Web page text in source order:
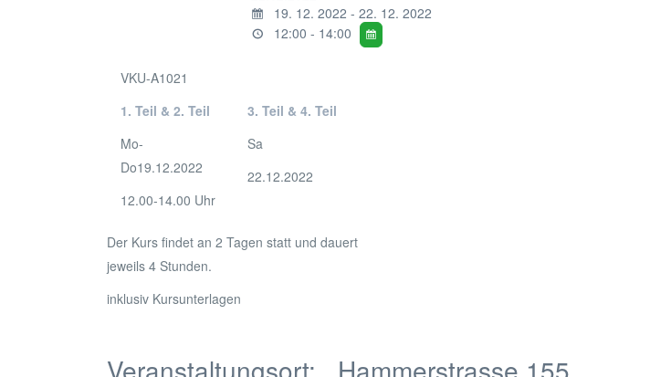
19. 12. 2022 - 22. 12. 2022
12:00 - 14:00
VKU-A1021
1. Teil & 2. Teil
Mo-
Do19.12.2022
12.00-14.00 Uhr
3. Teil & 4. Teil
Sa
22.12.2022
Der Kurs findet an 2 Tagen statt und dauert
jeweils 4 Stunden.
inklusiv Kursunterlagen
Veranstaltungsort: Hammerstrasse 155,